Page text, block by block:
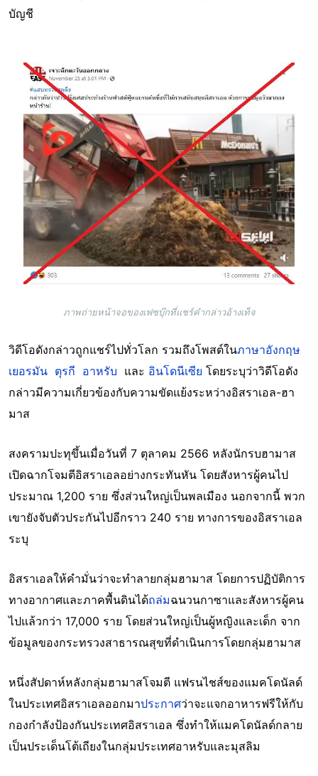
บัญชี
Image
ภาพถ่ายหน้าจอของเฟซบุ๊กที่แชร์คำกล่าวอ้างเท็จ
วิดีโอดังกล่าวถูกแชร์ไปทั่วโลก รวมถึงโพสต์ในภาษาอังกฤษ
เยอรมัน ตุรกี อาหรับ และ อินโดนีเซีย โดยระบุว่าวิดีโอดัง
กล่าวมีความเกี่ยวข้องกับความขัดแย้งระหว่างอิสราเอล-ฮา
มาส
สงครามปะทุขึ้นเมื่อวันที่ 7 ตุลาคม 2566 หลังนักรบฮามาส
เปิดฉากโจมตีอิสราเอลอย่างกระทันหัน โดยสังหารผู้คนไป
ประมาณ 1,200 ราย ซึ่งส่วนใหญ่เป็นพลเมือง นอกจากนี้ พวก
เขายังจับตัวประกันไปอีกราว 240 ราย ทางการของอิสราเอล
ระบุ
อิสราเอลให้คำมั่นว่าจะทำลายกลุ่มฮามาส โดยการปฏิบัติการ
ทางอากาศและภาคพื้นดินได้ถล่มฉนวนกาซาและสังหารผู้คน
ไปแล้วกว่า 17,000 ราย โดยส่วนใหญ่เป็นผู้หญิงและเด็ก จาก
ข้อมูลของกระทรวงสาธารณสุขที่ดำเนินการโดยกลุ่มฮามาส
หนึ่งสัปดาห์หลังกลุ่มฮามาสโจมตี แฟรนไชส์ของแมคโดนัลด์
ในประเทศอิสราเอลออกมาประกาศว่าจะแจกอาหารฟรีให้กับ
กองกำลังป้องกันประเทศอิสราเอล ซึ่งทำให้แมคโดนัลด์กลาย
เป็นประเด็นโต้เถียงในกลุ่มประเทศอาหรับและมุสลิม